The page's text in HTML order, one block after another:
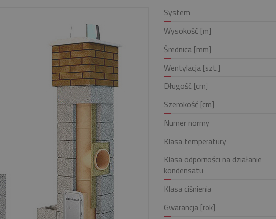
System
Wysokość [m]
Średnica [mm]
Wentylacja [szt.]
Długość [cm]
Szerokość [cm]
Numer normy
Klasa temperatury
Klasa odporności na działanie
kondensatu
Klasa ciśnienia
Gwarancja [rok]